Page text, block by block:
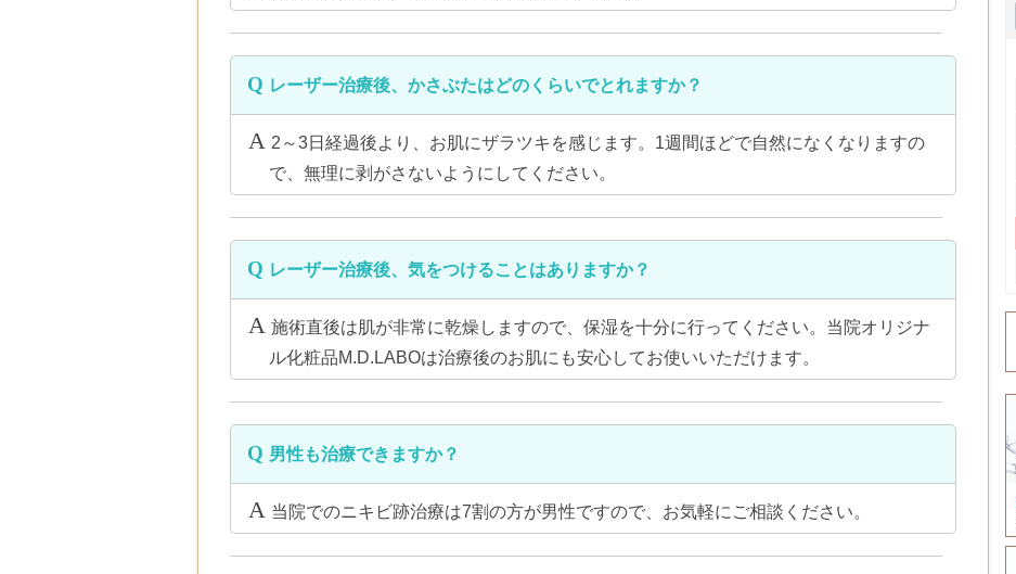
レーザー治療後、かさぶたはどのくらいでとれますか？
2～3日経過後より、お肌にザラツキを感じます。1週間ほどで自然になくなりますの
で、無理に剥がさないようにしてください。
レーザー治療後、気をつけることはありますか？
施術直後は肌が非常に乾燥しますので、保湿を十分に行ってください。当院オリジナ
ル化粧品M.D.LABOは治療後のお肌にも安心してお使いいただけます。
男性も治療できますか？
当院でのニキビ跡治療は7割の方が男性ですので、お気軽にご相談ください。